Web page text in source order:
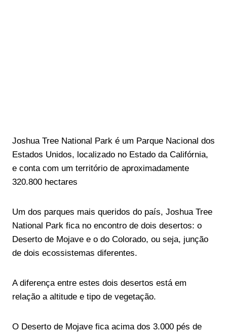
Joshua Tree National Park é um Parque Nacional dos
Estados Unidos, localizado no Estado da Califórnia,
e conta com um território de aproximadamente
320.800 hectares
Um dos parques mais queridos do país, Joshua Tree
National Park fica no encontro de dois desertos: o
Deserto de Mojave e o do Colorado, ou seja, junção
de dois ecossistemas diferentes.
A diferença entre estes dois desertos está em
relação a altitude e tipo de vegetação.
O Deserto de Mojave fica acima dos 3.000 pés de